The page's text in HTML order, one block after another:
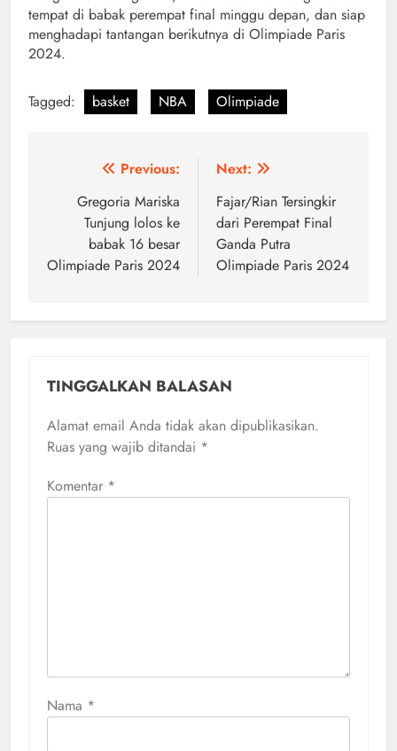
tempat di babak perempat final minggu depan, dan siap
menghadapi tantangan berikutnya di Olimpiade Paris
2024.
Tagged: basket NBA Olimpiade
Navigasi
pos
Previous:
Gregoria Mariska
Tunjung lolos ke
babak 16 besar
Olimpiade Paris 2024
Next:
Fajar/Rian Tersingkir
dari Perempat Final
Ganda Putra
Olimpiade Paris 2024
TINGGALKAN BALASAN
Alamat email Anda tidak akan dipublikasikan.
Ruas yang wajib ditandai *
Komentar *
Nama *